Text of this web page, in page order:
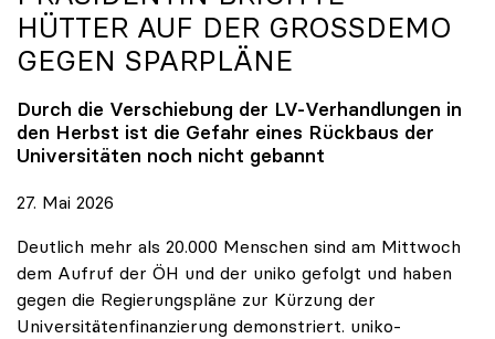
HÜTTER AUF DER GROSSDEMO G
EGEN SPARPLÄNE
Durch die Verschiebung der LV-Verhandlungen in
den Herbst ist die Gefahr eines Rückbaus der
Universitäten noch nicht gebannt
27. Mai 2026
Deutlich mehr als 20.000 Menschen sind am Mittwoch
dem Aufruf der ÖH und der uniko gefolgt und haben
gegen die Regierungspläne zur Kürzung der
Universitätenfinanzierung demonstriert. uniko-